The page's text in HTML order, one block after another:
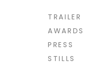
TRAILER
AWARDS
PRESS
STILLS